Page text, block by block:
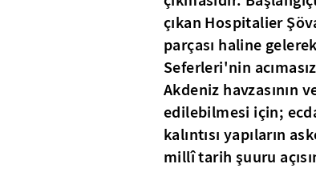
çıkan Hospitalier
parçası haline
Seferleri'nin
Akdeniz havzasının
edilebilmesi için;
kalıntısı yapıların
millî tarih şuuru